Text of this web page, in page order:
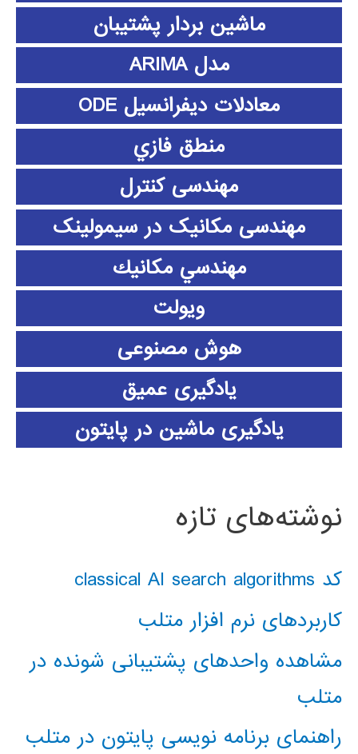
ماشین بردار پشتیبان
مدل ARIMA
معادلات دیفرانسیل ODE
منطق فازي
مهندسی کنترل
مهندسی مکانیک در سیمولینک
مهندسي مكانيك
ویولت
هوش مصنوعی
یادگیری عمیق
یادگیری ماشین در پایتون
نوشته‌های تازه
کد classical AI search algorithms
کاربردهای نرم افزار متلب
مشاهده واحدهای پشتیبانی شونده در
متلب
راهنمای برنامه نویسی پایتون در متلب